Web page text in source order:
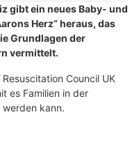
gibt ein neues Baby- und
Herz“ heraus, das
Grundlagen der
vermittelt.
Council UK
es Familien in der
kann.